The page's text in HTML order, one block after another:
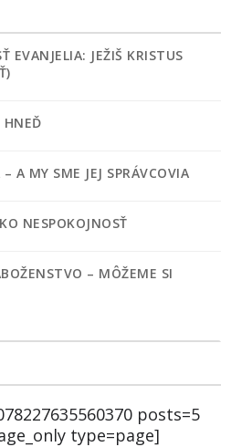
EVANJELIA: JEŽIŠ KRISTUS
A MY SME JEJ SPRÁVCOVIA
NESPOKOJNOSŤ
– MÔŽEME SI
posts=5
type=page]